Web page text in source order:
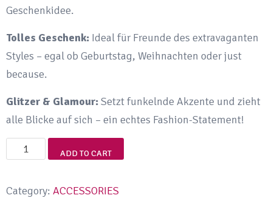
Geschenkidee.
Tolles Geschenk: Ideal für Freunde des extravaganten
Styles – egal ob Geburtstag, Weihnachten oder just
because.
Glitzer & Glamour:Setzt funkelnde Akzente und zieht
alle Blicke auf sich – ein echtes Fashion-Statement!
Bunter
ADD TO CART
Category: ACCESSORIES